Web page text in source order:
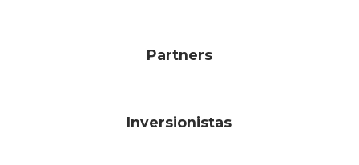
Partners
Inversionistas